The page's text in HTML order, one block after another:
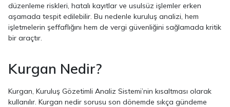
düzenleme riskleri, hatalı kayıtlar ve usulsüz işlemler erken
aşamada tespit edilebilir. Bu nedenle kuruluş analizi, hem
işletmelerin şeffaflığını hem de vergi güvenliğini sağlamada kritik
bir araçtır.
Kurgan Nedir?
Kurgan, Kuruluş Gözetimli Analiz Sistemi’nin kısaltması olarak
kullanılır. Kurgan nedir sorusu son dönemde sıkça gündeme